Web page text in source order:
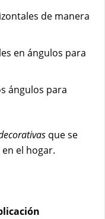
de manera
en ángulos para
ángulos para
que se
el hogar.